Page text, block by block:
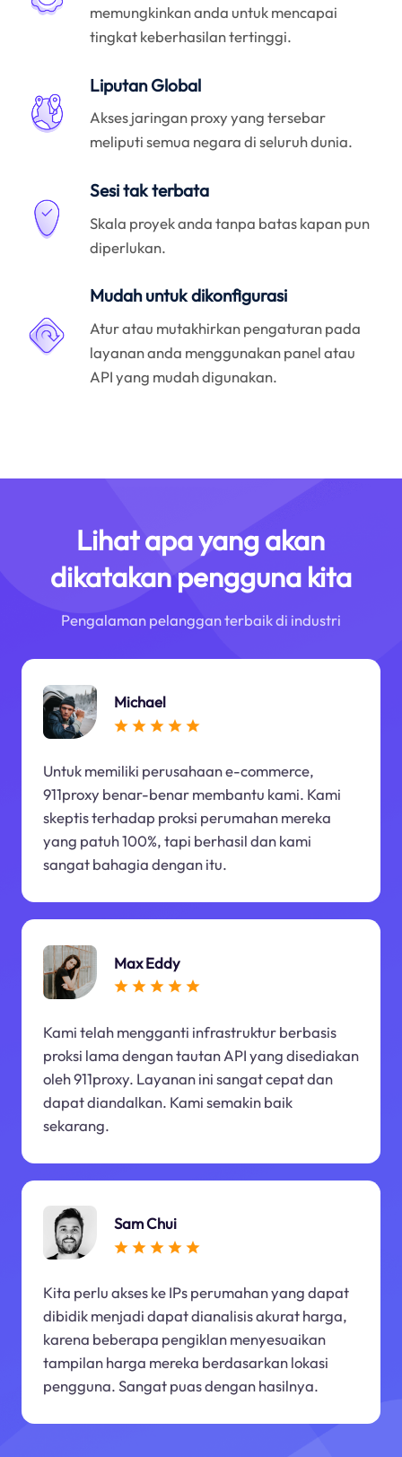
memungkinkan anda untuk mencapai
tingkat keberhasilan tertinggi.
Liputan Global
Akses jaringan proxy yang tersebar
meliputi semua negara di seluruh dunia.
Sesi tak terbata
Skala proyek anda tanpa batas kapan pun
diperlukan.
Mudah untuk dikonfigurasi
Atur atau mutakhirkan pengaturan pada
layanan anda menggunakan panel atau
API yang mudah digunakan.
Lihat apa yang akan
dikatakan pengguna kita
Pengalaman pelanggan terbaik di industri
Michael
Untuk memiliki perusahaan e-commerce,
911proxy benar-benar membantu kami. Kami
skeptis terhadap proksi perumahan mereka
yang patuh 100%, tapi berhasil dan kami
sangat bahagia dengan itu.
Max Eddy
Kami telah mengganti infrastruktur berbasis
proksi lama dengan tautan API yang disediakan
oleh 911proxy. Layanan ini sangat cepat dan
dapat diandalkan. Kami semakin baik
sekarang.
Sam Chui
Kita perlu akses ke IPs perumahan yang dapat
dibidik menjadi dapat dianalisis akurat harga,
karena beberapa pengiklan menyesuaikan
tampilan harga mereka berdasarkan lokasi
pengguna. Sangat puas dengan hasilnya.